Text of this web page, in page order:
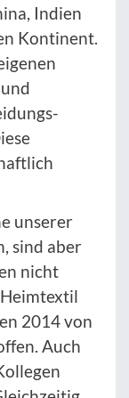
Indien
Kontinent.
unserer
sind aber
nicht
2014 von
Auch